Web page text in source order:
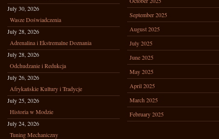
July 30, 2026
Wasze Doświadczenia
July 28, 2026
Adrenalina i Ekstremalne Doznania
July 28, 2026
Odchudzanie i Redukcja
July 26, 2026
Afrykańskie Kultury i Tradycje
July 25, 2026
Historia w Modzie
July 24, 2026
Tuning Mechaniczny
September 2025
August 2025
July 2025
June 2025
May 2025
April 2025
March 2025
February 2025